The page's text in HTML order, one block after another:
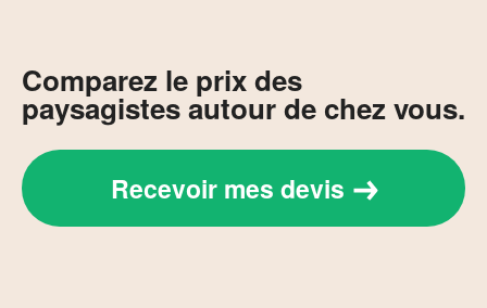
Comparez le prix des
paysagistes autour de chez vous.
Recevoir mes devis